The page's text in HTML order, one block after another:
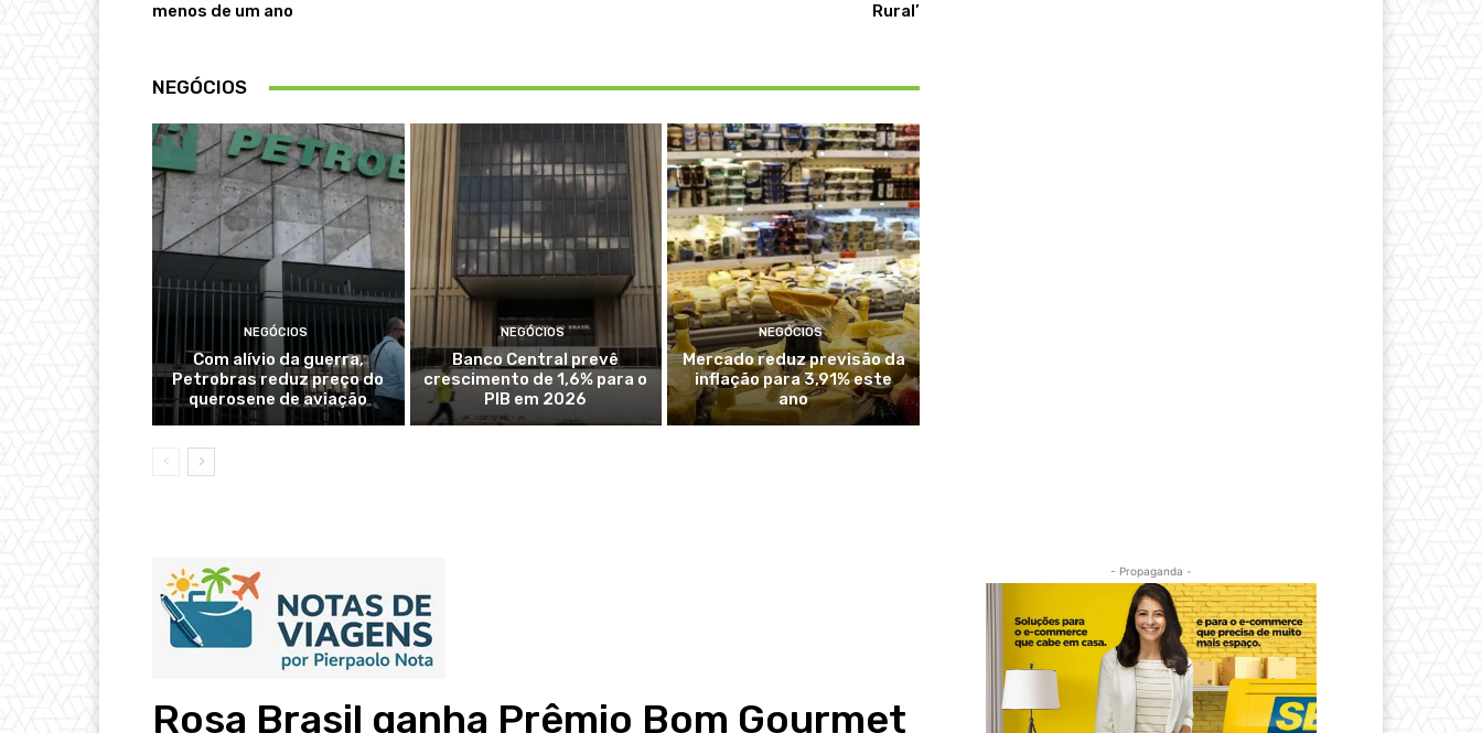
menos de um ano
Rural’
NEGÓCIOS
NEGÓCIOS
Com alívio da guerra,
Petrobras reduz preço do
querosene de aviação
NEGÓCIOS
Banco Central prevê
crescimento de 1,6% para o
PIB em 2026
NEGÓCIOS
Mercado reduz previsão da
inflação para 3,91% este
ano